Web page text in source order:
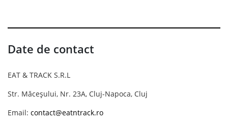
Date de contact
EAT & TRACK S.R.L
Str. Măceșului, Nr. 23A, Cluj-Napoca, Cluj
Email: contact@eatntrack.ro